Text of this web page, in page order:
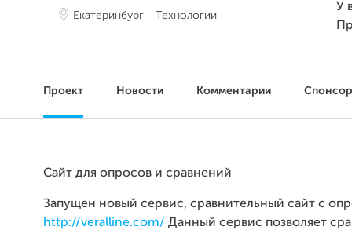
Екатеринбург Технологии
У
Проект Новости Комментарии
Сайт для опросов и сравнений
Запущен новый сервис, сравнительный сайт с
http://veralline.com/ Данный сервис позволяет